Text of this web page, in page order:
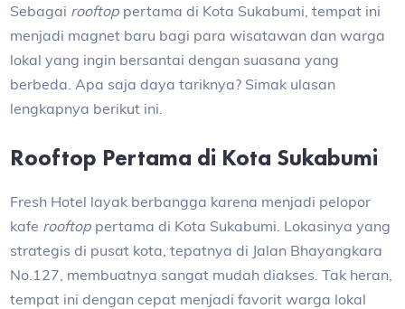
Sebagai rooftop pertama di Kota Sukabumi, tempat ini
menjadi magnet baru bagi para wisatawan dan warga
lokal yang ingin bersantai dengan suasana yang
berbeda. Apa saja daya tariknya? Simak ulasan
lengkapnya berikut ini.
Rooftop Pertama di Kota Sukabumi
Fresh Hotel layak berbangga karena menjadi pelopor
kafe rooftop pertama di Kota Sukabumi. Lokasinya yang
strategis di pusat kota, tepatnya di Jalan Bhayangkara
No.127, membuatnya sangat mudah diakses. Tak heran,
tempat ini dengan cepat menjadi favorit warga lokal